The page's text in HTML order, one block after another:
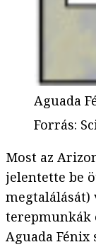
Aguada
Forrás:
Most az
jelentette be
megtalálását)
terepmunkák
Aguada